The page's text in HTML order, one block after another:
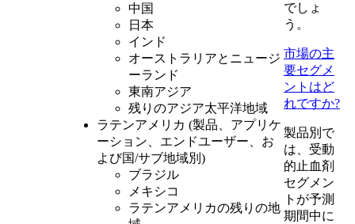
中国
日本
インド
オーストラリアとニュージ
ーランド
東南アジア
残りのアジア太平洋地域
ラテンアメリカ (製品、アプリケ
ーション、エンドユーザー、お
よび国/サブ地域別)
ブラジル
メキシコ
ラテンアメリカの残りの地
でしょ
う。
市場の主
要セグメ
ントはど
れですか?
製品別で
は、受動
的止血剤
セグメン
トが予測
期間中に